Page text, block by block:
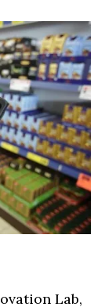
Lab,